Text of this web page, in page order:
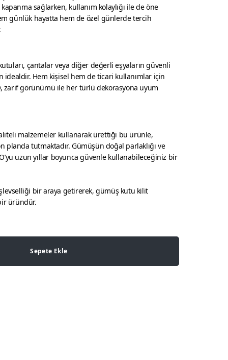
sağlarken, kullanım kolaylığı ile de öne
günlük hayatta hem de özel günlerde tercih
çantalar veya diğer değerli eşyaların güvenli
idealdir. Hem kişisel hem de ticari kullanımlar için
zarif görünümü ile her türlü dekorasyona uyum
malzemeler kullanarak ürettiği bu ürünle,
tutmaktadır. Gümüşün doğal parlaklığı ve
uzun yıllar boyunca güvenle kullanabileceğiniz bir
bir araya getirerek, gümüş kutu kilit
üründür.
Sepete Ekle